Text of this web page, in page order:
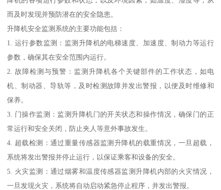
而及时发现并预防潜在的安全隐患。
升降机安全监测系统的主要功能包括：
1. 运行参数监测：监测升降机的电梯速度、加速度、制动力等运行
参数，确保其在安全范围内运行。
2. 故障检测与预警：监测升降机各个关键部件的工作状态，如电
机、制动器、导轨等，及时检测故障并发出警报，以便及时维修和
保养。
3. 门操作监测：监测升降机门的开关状态和操作情况，确保门的正
常运行和安全关闭，防止夹人等意外事故发生。
4. 超载检测：通过重量传感器监测升降机的载重情况，一旦超载，
系统将发出警报并停止运行，以保证乘客和设备的安全。
5. 火灾监测：通过烟雾和温度传感器监测升降机内部的火灾情况，
一旦发现火灾，系统将自动启动紧急停止程序，并发出警报。